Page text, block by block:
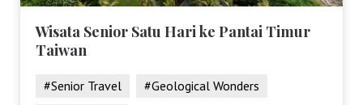
Wisata Senior Satu Hari ke Pantai Timur
Taiwan
#Senior Travel
#Geological Wonders